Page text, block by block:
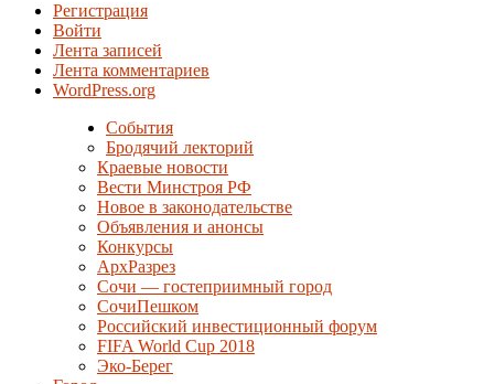
Регистрация
Войти
Лента записей
Лента комментариев
WordPress.org
События
Бродячий лекторий
Краевые новости
Вести Минстроя РФ
Новое в законодательстве
Объявления и анонсы
Конкурсы
АрхРазрез
Сочи — гостеприимный город
СочиПешком
Российский инвестиционный форум
FIFA World Cup 2018
Эко-Берег